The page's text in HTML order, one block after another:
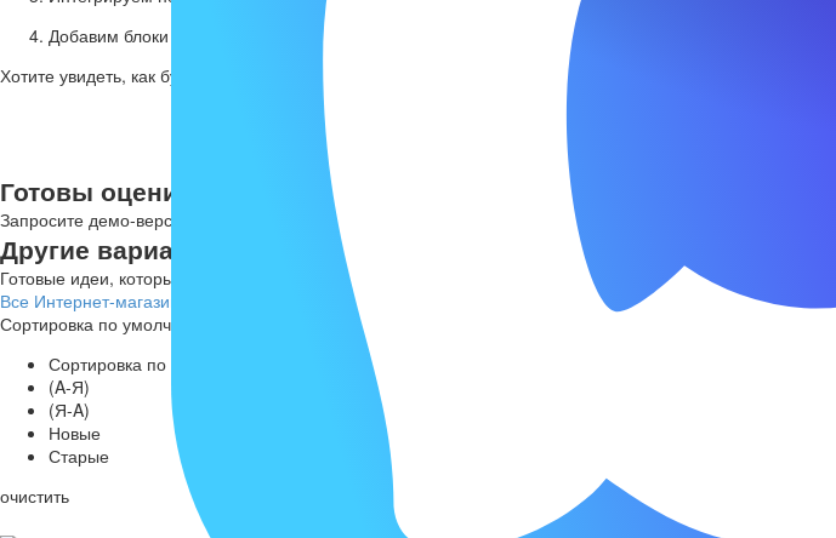
Добавим блоки для кейсов, отзывов и портфолио.
Хотите увидеть, как будет выглядеть ваш корпоративный сайт? Запросите демо-версию — вышлю
Готовы оценить функционал?
Запросите демо-версию шаблона, чтобы увидеть все его возможности. Свяжитесь со мной — вышлю
Другие варианты:
Готовые идеи, которые можно адаптировать под ваши задачи.
Все Интернет-магазины
Творческие темы
Сортировка по умолчанию
Сортировка по умолчанию
(A-Я)
(Я-A)
Новые
Старые
очистить